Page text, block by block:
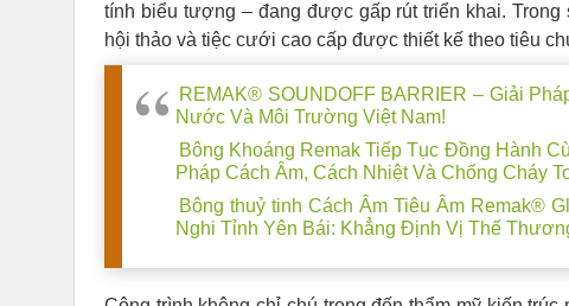
tính biểu tượng – đang được gấp rút triển khai.
hội thảo và tiệc cưới cao cấp được thiết kế theo tiêu
REMAK® SOUNDOFF BARRIER – Giải
Nước Và Môi Trường Việt Nam!
Bông Khoáng Remak Tiếp Tục Đồng Hành
Pháp Cách Âm, Cách Nhiệt Và Chống Cháy
Bông thuỷ tinh Cách Âm Tiêu Âm Remak®
Nghi Tỉnh Yên Bái: Khẳng Định Vị Thế